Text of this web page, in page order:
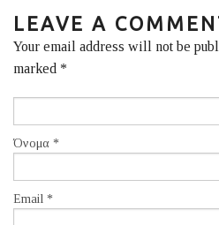
LEAVE A
Your email address will not be
marked *
Όνομα *
Email *